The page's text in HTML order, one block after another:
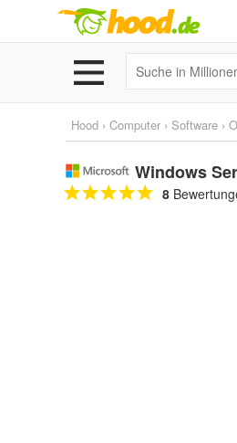
Hood › Computer › Software ›
Windows
8